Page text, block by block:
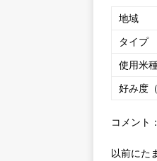
地域
タイプ
使用米
好み度
コメント：
以前にた